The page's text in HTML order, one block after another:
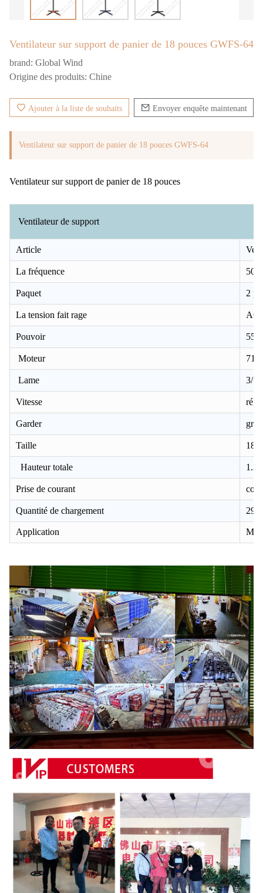
Ventilateur sur support de panier de 18 pouces GWFS-64
brand: Global Wind
Origine des produits: Chine
Ajouter à la liste de souhaits Envoyer enquête maintenant
Ventilateur sur support de panier de 18 pouces GWFS-64
Ventilateur sur support de panier de 18 pouces
Ventilateur de support
Article
La fréquence 50/
Paquet 2
La tension fait rage
Pouvoir
Moteur
Lame 3/5
Vitesse
Garder
Taille 18
Hauteur totale 1.3
Prise de courant
Quantité de chargement
Application